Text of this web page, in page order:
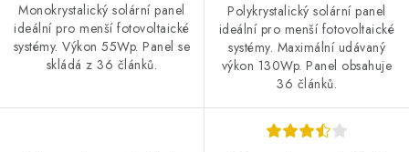
Monokrystalický solární panel
ideální pro menší fotovoltaické
systémy. Výkon 55Wp. Panel se
skládá z 36 článků.
Polykrystalický solární panel
ideální pro menší fotovoltaické
systémy. Maximální udávaný
výkon 130Wp. Panel obsahuje
36 článků.